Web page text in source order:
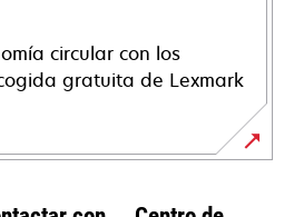
circular con los
gratuita de Lexmark